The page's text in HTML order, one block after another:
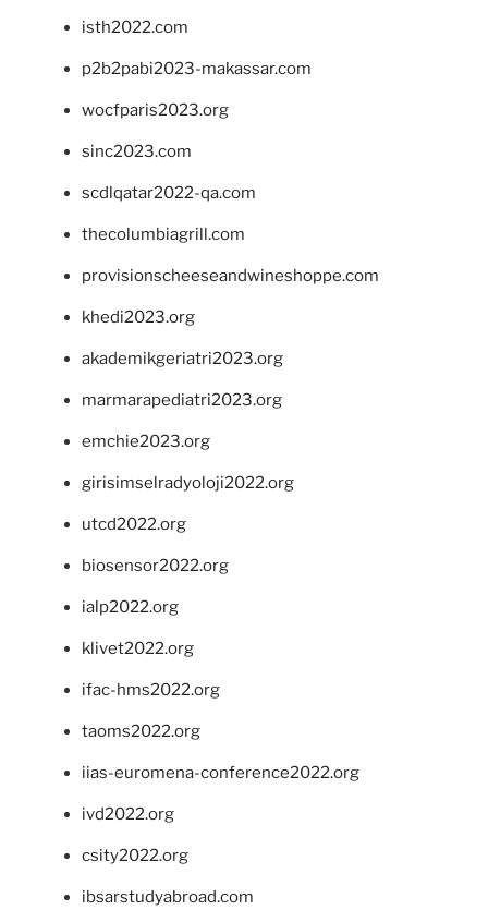
isth2022.com
p2b2pabi2023-makassar.com
wocfparis2023.org
sinc2023.com
scdlqatar2022-qa.com
thecolumbiagrill.com
provisionscheeseandwineshoppe.com
khedi2023.org
akademikgeriatri2023.org
marmarapediatri2023.org
emchie2023.org
girisimselradyoloji2022.org
utcd2022.org
biosensor2022.org
ialp2022.org
klivet2022.org
ifac-hms2022.org
taoms2022.org
iias-euromena-conference2022.org
ivd2022.org
csity2022.org
ibsarstudyabroad.com